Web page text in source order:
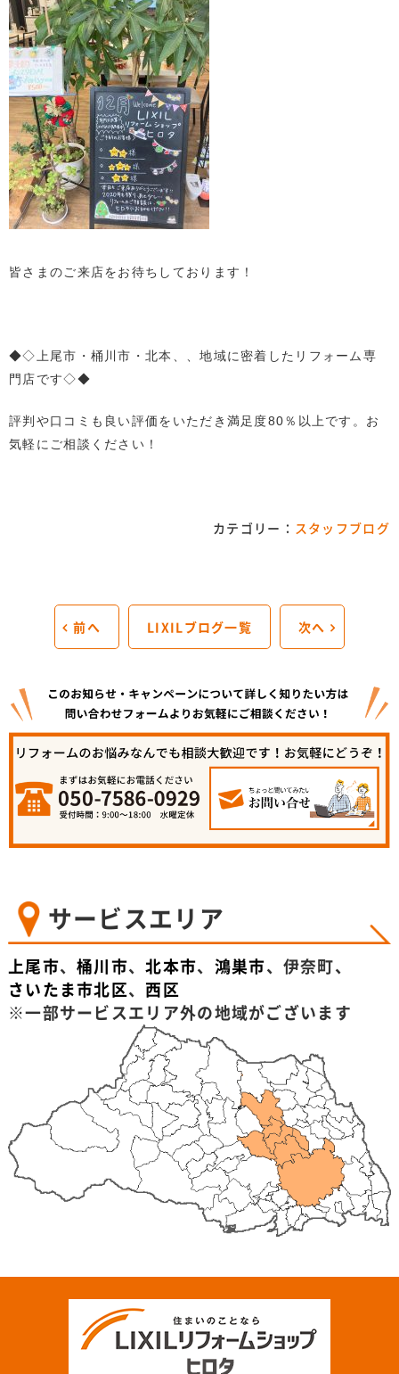
皆さまのご来店をお待ちしております！
◆◇上尾市・桶川市・北本、、地域に密着したリフォーム専
門店です◇◆
評判や口コミも良い評価をいただき満足度80％以上です。お
気軽にご相談ください！
カテゴリー： スタッフブログ
前へ LIXILブログ一覧 次へ
サービスエリア
上尾市、桶川市、北本市、 鴻巣市、伊奈町、
さいたま市北区、 西区
※一部サービスエリア外の地域がございます